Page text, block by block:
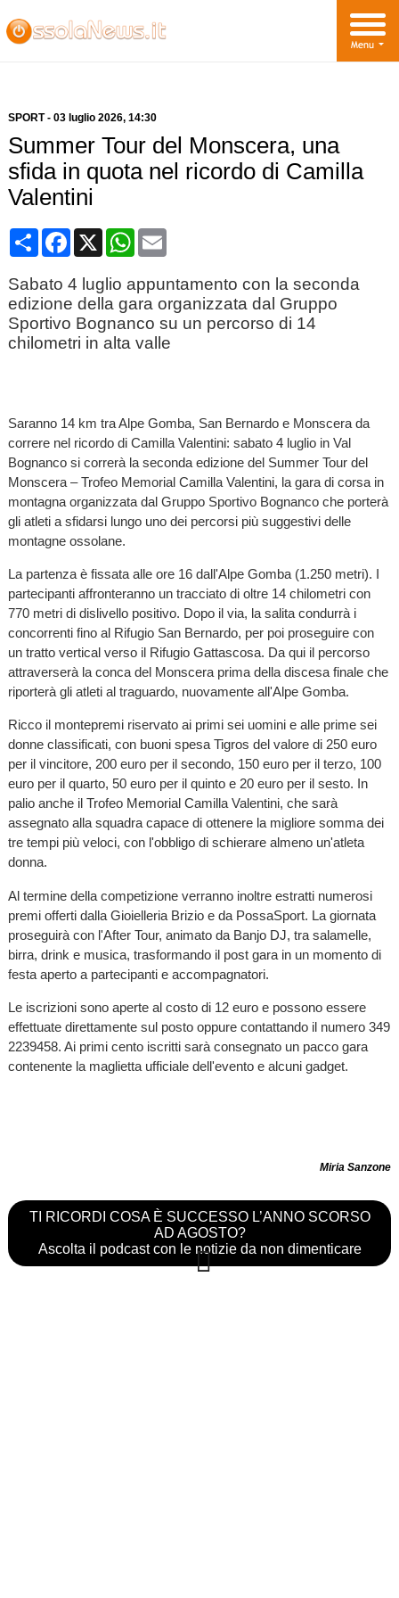
SPORT- 03 luglio 2026, 14:30
Summer Tour del Monscera, una
sfida in quota nel ricordo di Camilla
Valentini
CondividiFacebook
X WhatsApp
Email
Sabato 4 luglio appuntamento con la seconda
edizione della gara organizzata dal Gruppo
Sportivo Bognanco su un percorso di 14
chilometri in alta valle
Saranno 14 km tra Alpe Gomba, San Bernardo e Monscera da
correre nel ricordo di Camilla Valentini: sabato 4 luglio in Val
Bognanco si correrà la seconda edizione del Summer Tour del
Monscera – Trofeo Memorial Camilla Valentini, la gara di corsa in
montagna organizzata dal Gruppo Sportivo Bognanco che porterà
gli atleti a sfidarsi lungo uno dei percorsi più suggestivi delle
montagne ossolane.
La partenza è fissata alle ore 16 dall'Alpe Gomba (1.250 metri). I
partecipanti affronteranno un tracciato di oltre 14 chilometri con
770 metri di dislivello positivo. Dopo il via, la salita condurrà i
concorrenti fino al Rifugio San Bernardo, per poi proseguire con
un tratto vertical verso il Rifugio Gattascosa. Da qui il percorso
attraverserà la conca del Monscera prima della discesa finale che
riporterà gli atleti al traguardo, nuovamente all'Alpe Gomba.
Ricco il montepremi riservato ai primi sei uomini e alle prime sei
donne classificati, con buoni spesa Tigros del valore di 250 euro
per il vincitore, 200 euro per il secondo, 150 euro per il terzo, 100
euro per il quarto, 50 euro per il quinto e 20 euro per il sesto. In
palio anche il Trofeo Memorial Camilla Valentini, che sarà
assegnato alla squadra capace di ottenere la migliore somma dei
tre tempi più veloci, con l'obbligo di schierare almeno un'atleta
donna.
Al termine della competizione verranno inoltre estratti numerosi
premi offerti dalla Gioielleria Brizio e da PossaSport. La giornata
proseguirà con l'After Tour, animato da Banjo DJ, tra salamelle,
birra, drink e musica, trasformando il post gara in un momento di
festa aperto a partecipanti e accompagnatori.
Le iscrizioni sono aperte al costo di 12 euro e possono essere
effettuate direttamente sul posto oppure contattando il numero 349
2239458. Ai primi cento iscritti sarà consegnato un pacco gara
contenente la maglietta ufficiale dell'evento e alcuni gadget.
Miria Sanzone
TI RICORDI COSA È SUCCESSO L’ANNO SCORSO
AD AGOSTO?
Ascolta il podcast con le notizie da non dimenticare